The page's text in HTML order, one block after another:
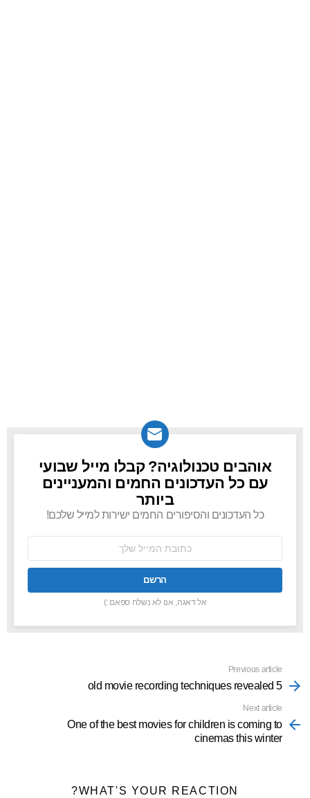
NEWSLETTER
אוהבים טכנולוגיה? קבלו מייל שבועי
עם כל העדכונים החמים והמעניינים
ביותר
כל העדכונים והסיפורים החמים ישירות למייל שלכם!
אל דאגה, אנו לא נשלח ספאם :)
more
Previous article
5 old movie recording techniques revealed
Next article
One of the best movies for children is coming to
cinemas this winter
WHAT'S YOUR REACTION?